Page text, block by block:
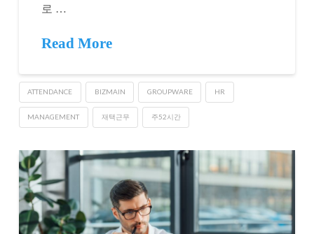
로 …
Read More
ATTENDANCE BIZMAIN GROUPWARE HR
MANAGEMENT 재택근무 주52시간